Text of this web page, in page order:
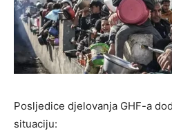
Posljedice djelovanja GHF-a
situaciju: